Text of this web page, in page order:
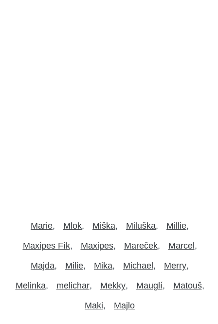
Marie Mlok Miška Miluška Millie
Maxipes Fík Maxipes Mareček Marcel
Majda Milie Mika Michael Merry
Melinka melichar Mekky Mauglí Matouš
Maki Majlo